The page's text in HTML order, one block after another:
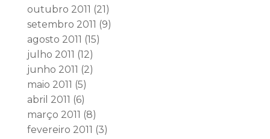
outubro 2011 (21)
setembro 2011 (9)
agosto 2011 (15)
julho 2011 (12)
junho 2011 (2)
maio 2011 (5)
abril 2011 (6)
março 2011 (8)
fevereiro 2011 (3)